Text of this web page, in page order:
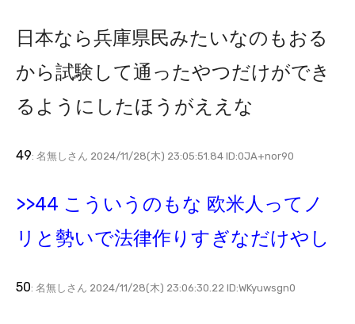
日本なら兵庫県民みたいなのもおる
から試験して通ったやつだけができ
るようにしたほうがええな
49: 名無しさん 2024/11/28(木) 23:05:51.84 ID:0JA+nor90
>>44 こういうのもな 欧米人ってノ
リと勢いで法律作りすぎなだけやし
50: 名無しさん 2024/11/28(木) 23:06:30.22 ID:WKyuwsgn0